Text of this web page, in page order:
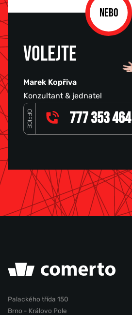
NEBO
VOLEJTE
Marek Kopřiva
Konzultant & jednatel
OFFICE 777 353 464
Palackého třída 150
Brno - Královo Pole